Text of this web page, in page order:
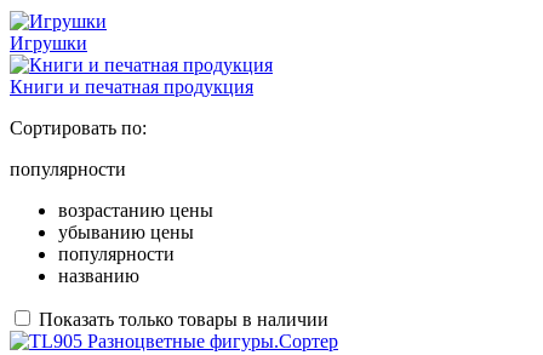
Игрушки
Книги и печатная продукция
Сортировать по:
популярности
возрастанию цены
убыванию цены
популярности
названию
Показать только товары в наличии